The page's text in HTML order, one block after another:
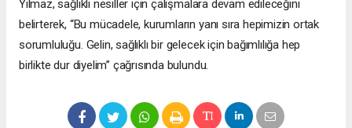
Yılmaz, sağlıklı nesiller için çalışmalara devam edileceğini
belirterek, “Bu mücadele, kurumların yanı sıra hepimizin ortak
sorumluluğu. Gelin, sağlıklı bir gelecek için bağımlılığa hep
birlikte dur diyelim” çağrısında bulundu.